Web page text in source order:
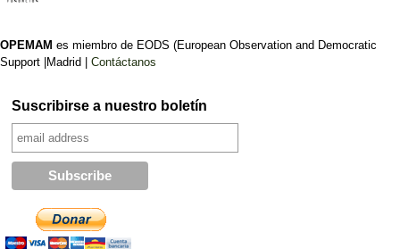
OPEMAM es miembro de EODS (European Observation and Democratic
Support |Madrid | Contáctanos
Suscribirse a nuestro boletín